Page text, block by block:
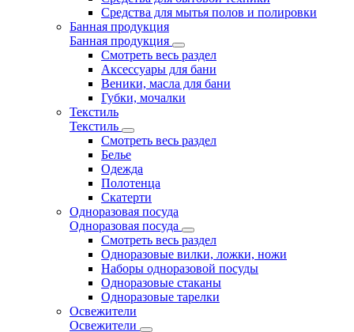
Средства для мытья полов и полировки
Банная продукция
Банная продукция
Смотреть весь раздел
Аксессуары для бани
Веники, масла для бани
Губки, мочалки
Текстиль
Текстиль
Смотреть весь раздел
Белье
Одежда
Полотенца
Скатерти
Одноразовая посуда
Одноразовая посуда
Смотреть весь раздел
Одноразовые вилки, ложки, ножи
Наборы одноразовой посуды
Одноразовые стаканы
Одноразовые тарелки
Освежители
Освежители